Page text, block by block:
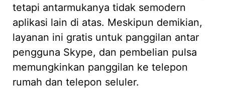
tetapi antarmukanya tidak semodern
aplikasi lain di atas. Meskipun demikian,
layanan ini gratis untuk panggilan antar
pengguna Skype, dan pembelian pulsa
memungkinkan panggilan ke telepon
rumah dan telepon seluler.